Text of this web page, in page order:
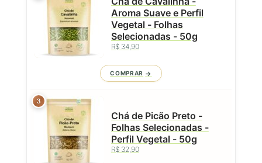
Aroma Suave e Perfil
Vegetal - Folhas
Selecionadas - 50g
R$ 34,90
COMPRAR
3
Chá de Picão Preto -
Folhas Selecionadas -
Perfil Vegetal - 50g
R$ 32,90